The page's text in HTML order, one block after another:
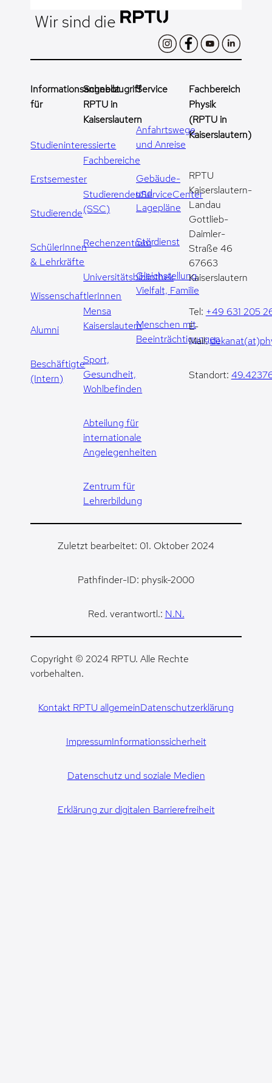
Wir sind die
Informationsangebot
für
Studieninteressierte
Erstsemester
Studierende
SchülerInnen
& Lehrkräfte
WissenschaftlerInnen
Alumni
Beschäftigte
(Intern)
Schnellzugriff
RPTU in
Kaiserslautern
Fachbereiche
StudierendenServiceCenter
(SSC)
Rechenzentrum
Universitätsbibliothek
Mensa
Kaiserslautern
Sport,
Gesundheit,
Wohlbefinden
Abteilung für
internationale
Angelegenheiten
Zentrum für
Lehrerbildung
Service
Anfahrtswege
und Anreise
Gebäude-
und
Lagepläne
Stördienst
Gleichstellung,
Vielfalt, Familie
Menschen mit
Beeinträchtigungen
Fachbereich
Physik
(RPTU in
Kaiserslautern)
RPTU
Kaiserslautern-
Landau
Gottlieb-
Daimler-
Straße 46
67663
Kaiserslautern
Tel: +49 631 205
E-
Mail:
Standort:
Zuletzt bearbeitet: 01. Oktober 2024
Pathfinder-ID: physik-2000
Red. verantwortl.: N.N.
Copyright © 2024 RPTU. Alle Rechte
vorbehalten.
Kontakt RPTU allgemeinDatenschutzerklärung
ImpressumInformationssicherheit
Datenschutz und soziale Medien
Erklärung zur digitalen Barrierefreiheit